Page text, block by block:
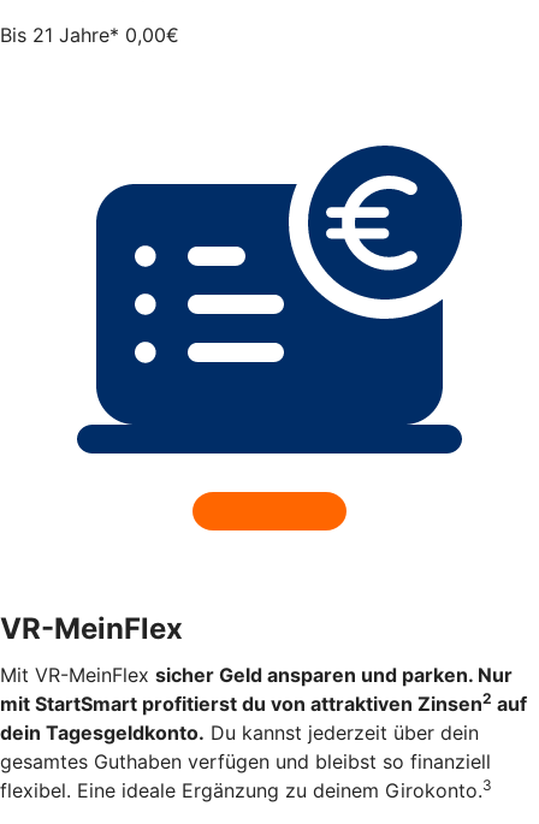
Bis 21 Jahre* 0,00€
VR-MeinFlex
Mit VR-MeinFlex sicher Geld ansparen und parken. Nur
mit StartSmart profitierst du von attraktiven Zinsen2 auf
dein Tagesgeldkonto. Du kannst jederzeit über dein
gesamtes Guthaben verfügen und bleibst so finanziell
flexibel. Eine ideale Ergänzung zu deinem Girokonto.3